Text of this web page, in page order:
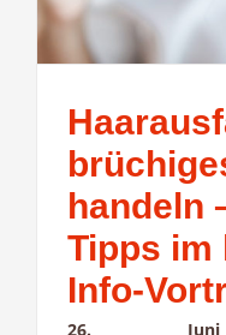
handeln
Tipps im
Info-
26.